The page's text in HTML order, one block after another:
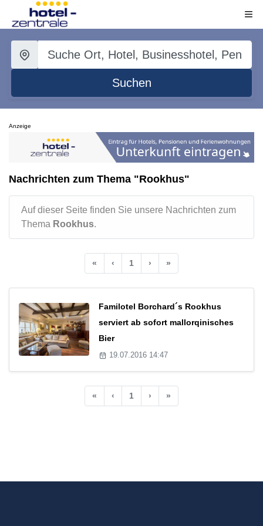
Suchen
Anzeige
Nachrichten zum Thema "Rookhus"
Auf dieser Seite finden Sie unsere Nachrichten zum
Thema Rookhus.
« ‹ 1 › »
Familotel Borchard´s Rookhus
serviert ab sofort mallorqinisches
Bier
19.07.2016 14:47
« ‹ 1 › »